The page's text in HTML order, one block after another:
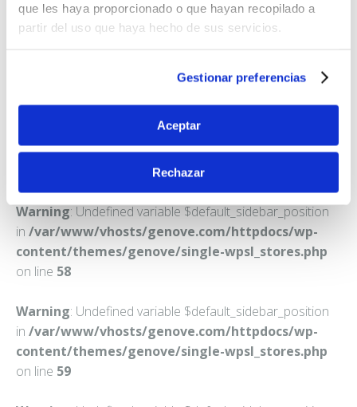
que les haya proporcionado o que hayan recopilado a
partir del uso que haya hecho de sus servicios.
Gestionar preferencias
Aceptar
Rechazar
FARMACIA CB MIGUEL ESCANERO
C. MAJOR, 9
Warning: Undefined variable $default_sidebar_position
in /var/www/vhosts/genove.com/httpdocs/wp-
content/themes/genove/single-wpsl_stores.php
on line 58
Warning: Undefined variable $default_sidebar_position
in /var/www/vhosts/genove.com/httpdocs/wp-
content/themes/genove/single-wpsl_stores.php
on line 59